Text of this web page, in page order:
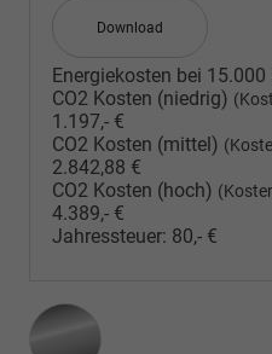
Download
Energiekosten bei
CO2 Kosten (niedrig)
1.197,- €
CO2 Kosten (mittel)
2.842,88 €
CO2 Kosten (hoch)
4.389,- €
Jahressteuer: 80,- €